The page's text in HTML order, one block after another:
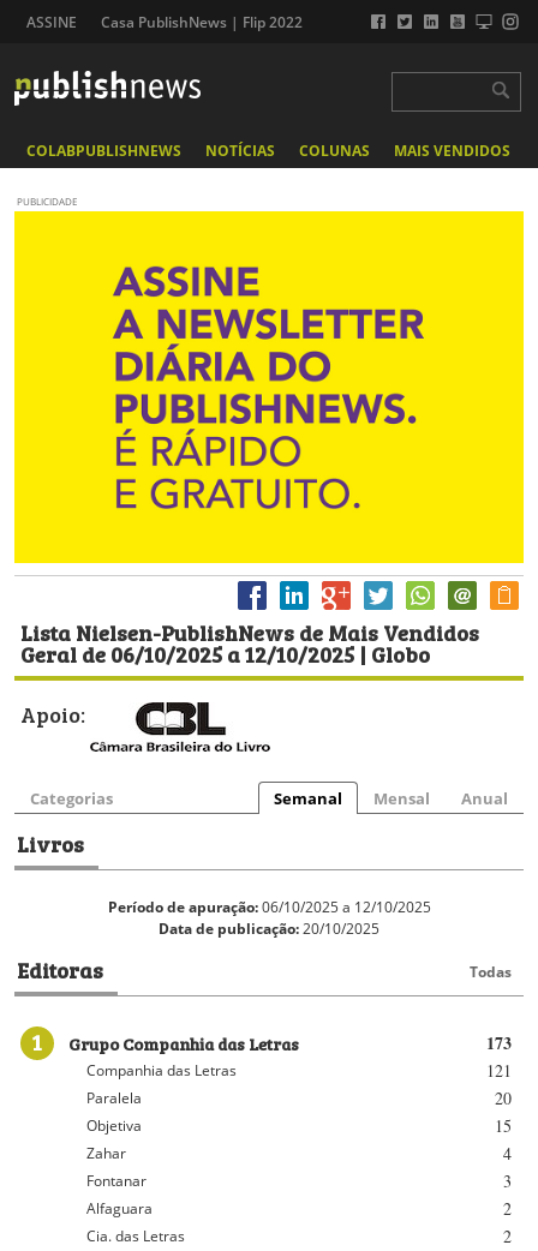
ASSINE Casa PublishNews | Flip 2022
COLABPUBLISHNEWS NOTÍCIAS COLUNAS MAIS VENDIDOS
PUBLICIDADE
Lista Nielsen-PublishNews de Mais Vendidos
Geral de 06/10/2025 a 12/10/2025 | Globo
Apoio:
Categorias Semanal Mensal Anual
Livros
Período de apuração:06/10/2025 a 12/10/2025
Data de publicação:20/10/2025
Editoras Todas
1 173
Grupo Companhia das Letras
121
Companhia das Letras
20
Paralela
15
Objetiva
4
Zahar
3
Fontanar
2
Alfaguara
2
Cia. das Letras